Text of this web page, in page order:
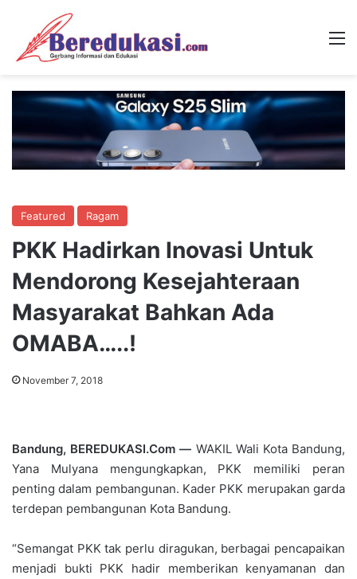
Featured Ragam
PKK Hadirkan Inovasi Untuk
Mendorong Kesejahteraan
Masyarakat Bahkan Ada
OMABA…..!
November 7, 2018
Bandung, BEREDUKASI.Com — WAKIL Wali Kota Bandung,
Yana Mulyana mengungkapkan, PKK memiliki peran
penting dalam pembangunan. Kader PKK merupakan garda
terdepan pembangunan Kota Bandung.
“Semangat PKK tak perlu diragukan, berbagai pencapaikan
menjadi bukti PKK hadir memberikan kenyamanan dan